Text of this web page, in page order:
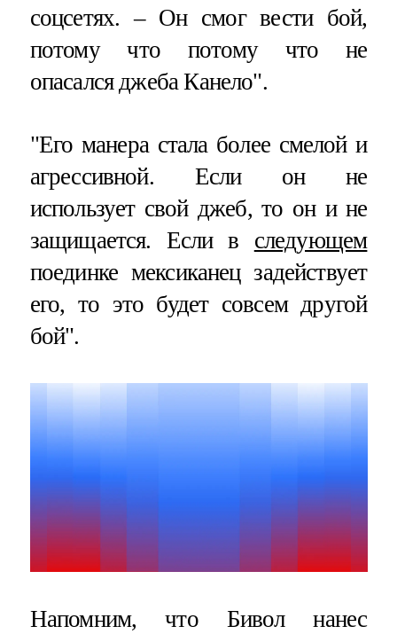
соцсетях. – Он смог вести бой,
потому что потому что не
опасался джеба Канело".
"Его манера стала более смелой и
агрессивной. Если он не
использует свой джеб, то он и не
защищается. Если в следующем
поединке мексиканец задействует
его, то это будет совсем другой
бой".
Напомним, что Бивол нанес